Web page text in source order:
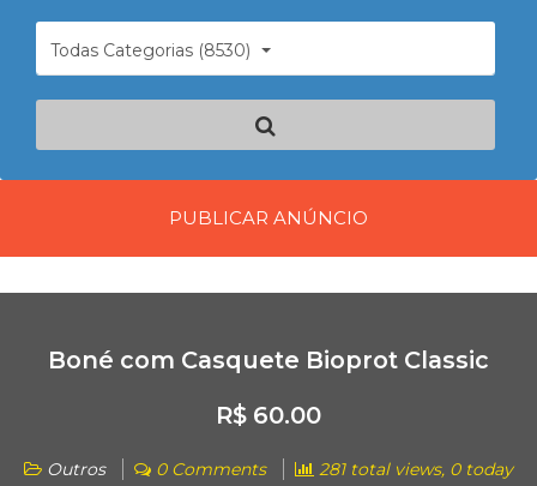
Todas Categorias (8530)
PUBLICAR ANÚNCIO
Boné com Casquete Bioprot Classic
R$ 60.00
Outros 0 Comments 281 total views, 0 today